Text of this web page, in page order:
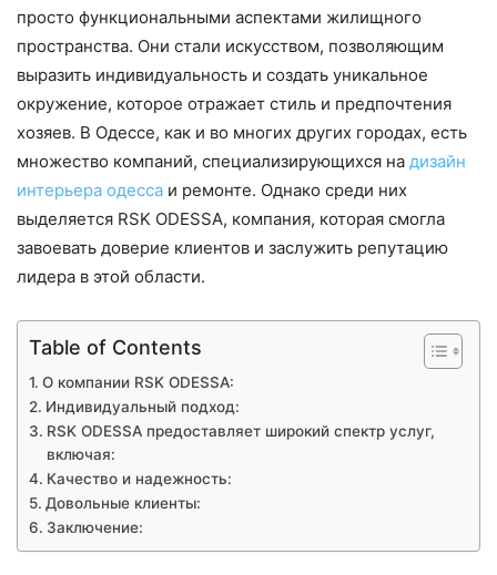
просто функциональными аспектами жилищного
пространства. Они стали искусством, позволяющим
выразить индивидуальность и создать уникальное
окружение, которое отражает стиль и предпочтения
хозяев. В Одессе, как и во многих других городах, есть
множество компаний, специализирующихся на дизайн
интерьера одесса и ремонте. Однако среди них
выделяется RSK ODESSA, компания, которая смогла
завоевать доверие клиентов и заслужить репутацию
лидера в этой области.
Table of Contents
О компании RSK ODESSA:
Индивидуальный подход:
RSK ODESSA предоставляет широкий спектр услуг,
включая:
Качество и надежность:
Довольные клиенты:
Заключение: